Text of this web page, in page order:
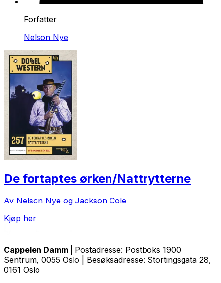
Forfatter
Nelson Nye
De fortaptes ørken/Nattrytterne
Av Nelson Nye og Jackson Cole
Kjøp her
Cappelen Damm
| Postadresse: Postboks 1900
Sentrum, 0055 Oslo | Besøksadresse: Stortingsgata 28,
0161 Oslo